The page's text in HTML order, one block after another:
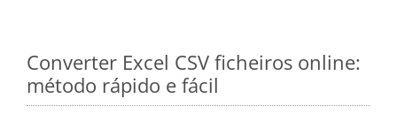
Converter Excel CSV ficheiros online:
método rápido e fácil